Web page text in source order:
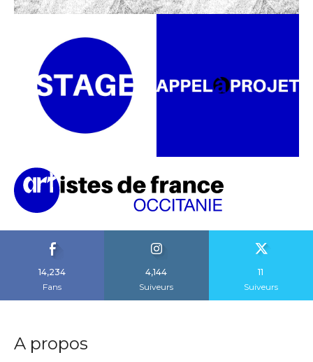
14,234
Fans
4,144
Suiveurs
11
Suiveurs
A propos